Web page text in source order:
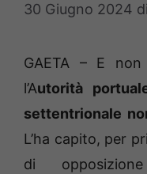
30 Giugno 2024 di
GAETA – E
l’Autorità
settentrionale
L’ha capito, per
di